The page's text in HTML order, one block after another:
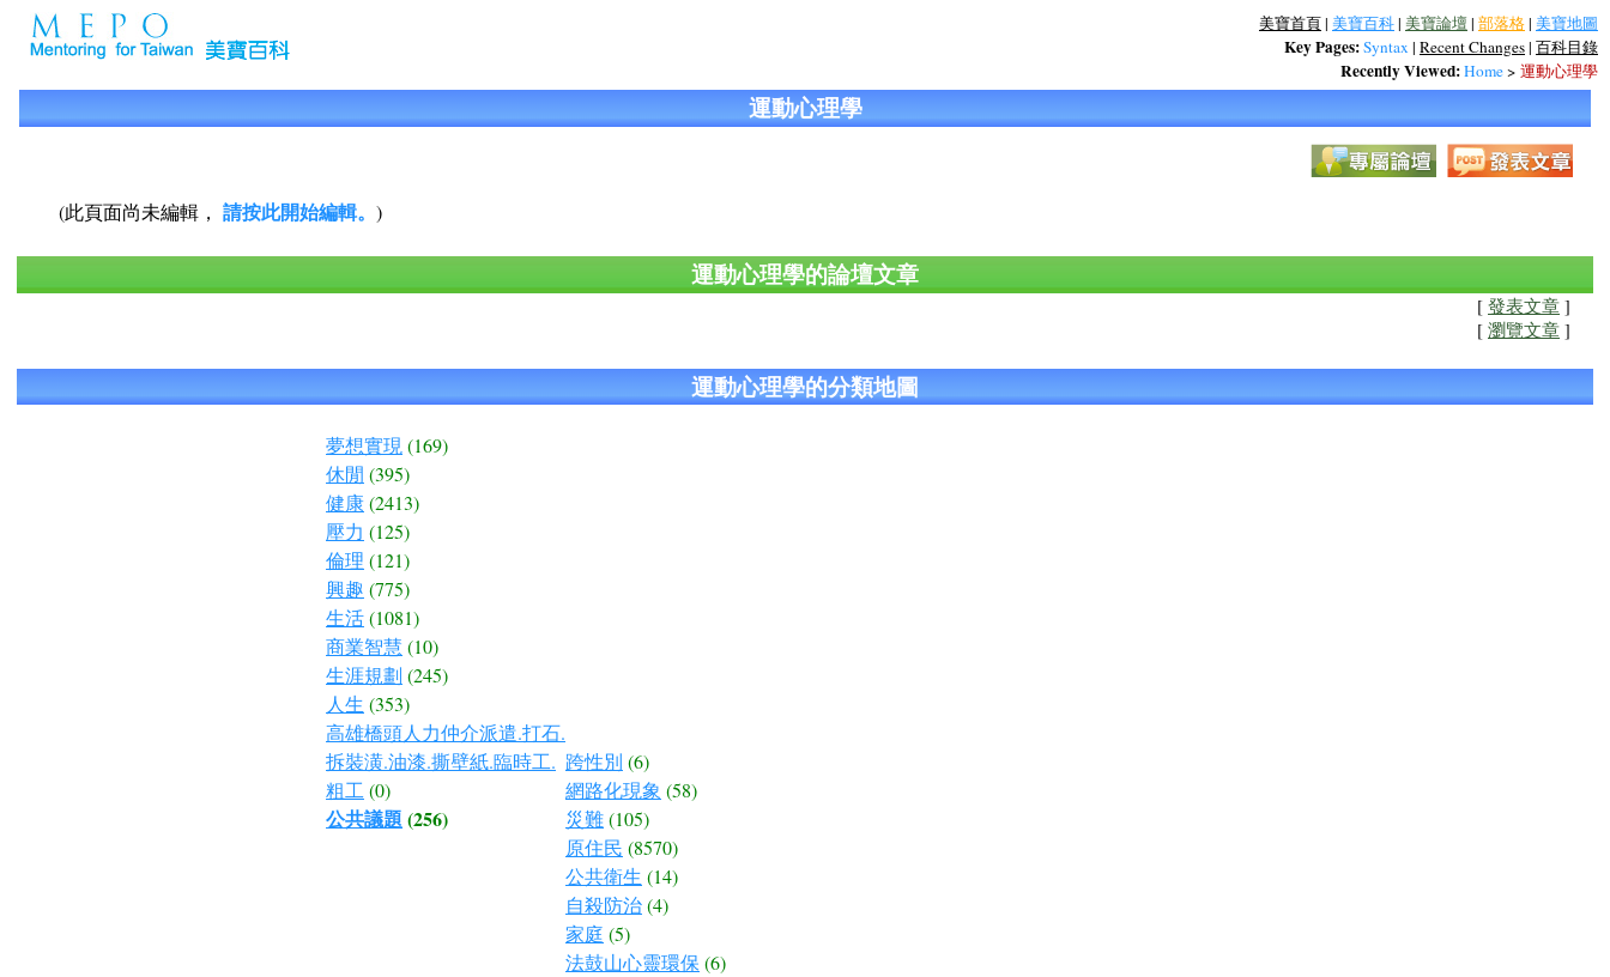
美寶首頁| 美寶百科| 美寶論壇| 部落格| 美寶地圖
Key Pages:Syntax | Recent Changes| 百科目錄
Recently Viewed:Home> 運動心理學
運動心理學
(此頁面尚未編輯， 請按此開始編輯。 )
運動心理學的論壇文章
[ 發表文章 ]
[ 瀏覽文章 ]
運動心理學的分類地圖
夢想實現(169)
休閒 (395)
健康(2413)
壓力 (125)
倫理 (121)
興趣 (775)
生活(1081)
商業智慧 (10)
生涯規劃 (245)
人生 (353)
高雄橋頭人力仲介派遣.打石.
拆裝潢.油漆.撕壁紙.臨時工.
粗工(0)
公共議題 (256)
跨性別 (6)
網路化現象 (58)
災難(105)
原住民 (8570)
公共衛生 (14)
自殺防治(4)
家庭 (5)
法鼓山心靈環保(6)